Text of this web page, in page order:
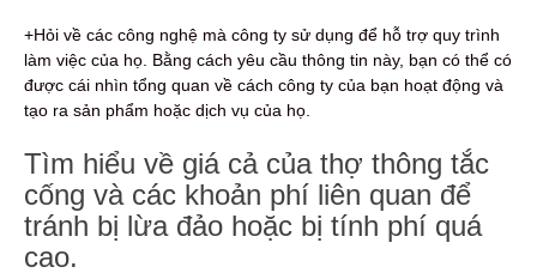
+Hỏi về các công nghệ mà công ty sử dụng để hỗ trợ quy trình
làm việc của họ. Bằng cách yêu cầu thông tin này, bạn có thể có
được cái nhìn tổng quan về cách công ty của bạn hoạt động và
tạo ra sản phẩm hoặc dịch vụ của họ.
Tìm hiểu về giá cả của thợ thông tắc
cống và các khoản phí liên quan để
tránh bị lừa đảo hoặc bị tính phí quá
cao.